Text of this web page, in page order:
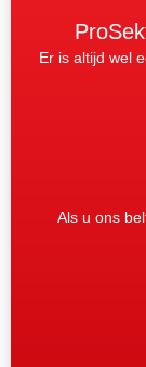
Er is altijd wel
Als u ons